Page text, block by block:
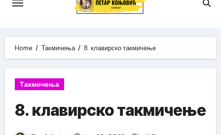
Home Такмичења 8. клавирско такмичење
Такмичења
8. клавирско такмичење